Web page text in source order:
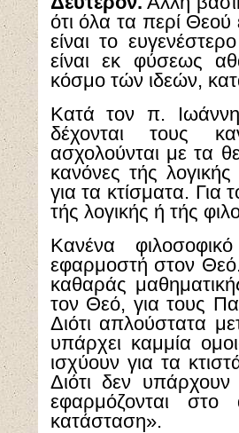
ότι όλα τα περί
είναι το
είναι εκ φύσεως
κόσμο τών ιδεών,
Κατά τον π.
δέχονται τους
ασχολούνται με τα
κανόνες τής
για τα κτίσματα. Για
τής λογικής ή τής
Κανένα
εφαρμοστή στον Θεό.
καθαράς
τον Θεό, για τους
Διότι απλούστατα
υπάρχει καμμία
ισχύουν για τα
Διότι δεν
εφαρμόζονται
κατάσταση».